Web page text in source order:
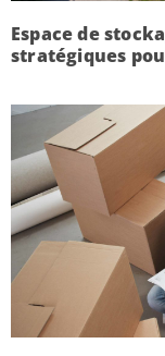
Espace de
stratégiques